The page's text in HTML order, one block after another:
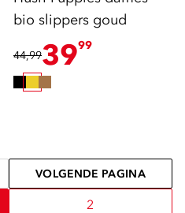
bio slippers goud
44,993999
VOLGENDE PAGINA
2